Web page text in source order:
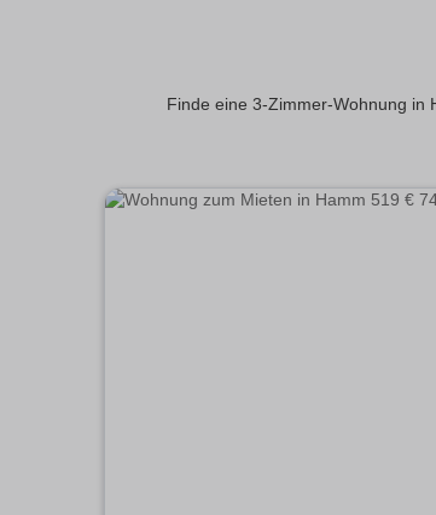
Finde eine 3-Zimmer-Wohnung in